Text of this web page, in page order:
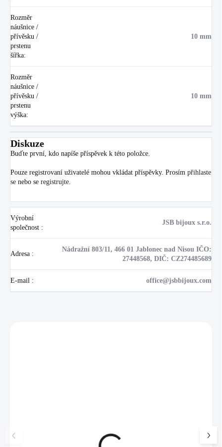
Rozměr
náušnice /
přívěsku /
prstenu
šířka:
10 mm
Rozměr
náušnice /
přívěsku /
prstenu
výška:
10 mm
Diskuze
Buďte první, kdo napíše příspěvek k této položce.
Pouze registrovaní uživatelé mohou vkládat příspěvky. Prosím přihlaste
se nebo se registrujte
Výrobní
společnost :
JSB bijoux s.r.o.
Adresa :
Nádražní 803/11, 466 01 Jablonec nad Nisou IČO:
27448568, DIČ: CZ274485689
E-mail : office@jsbbijoux.com